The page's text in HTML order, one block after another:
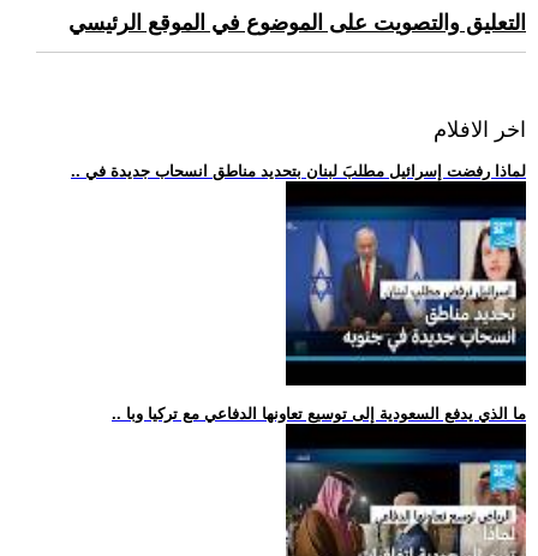
التعليق والتصويت على الموضوع في الموقع الرئيسي
اخر الافلام
.. لماذا رفضت إسرائيل مطلبَ لبنان بتحديد مناطق انسحاب جديدة في
.. ما الذي يدفع السعودية إلى توسيع تعاونها الدفاعي مع تركيا وبا